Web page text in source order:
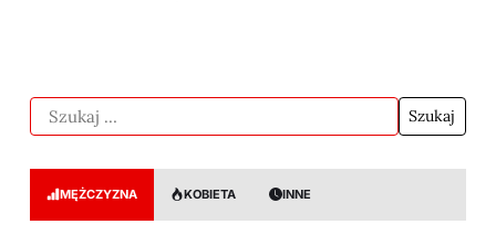
MĘŻCZYZNA KOBIETA INNE